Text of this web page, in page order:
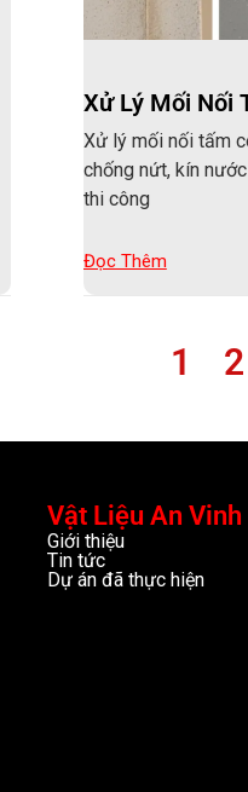
Xử Lý Mối Nối
Xử lý mối nối tấm
chống nứt, kín
thi công
Đọc Thêm
1 2
Vật Liệu An Vinh
Giới thiệu
Tin tức
Dự án đã thực hiện